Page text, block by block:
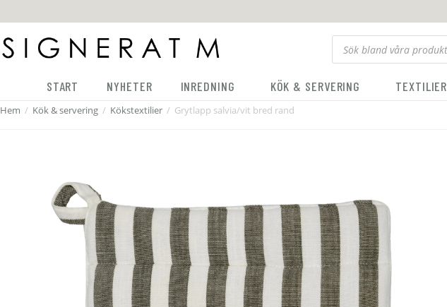
START NYHETER INREDNING KÖK & SERVERING TEXTILIER
Hem / Kök & servering / Kökstextilier / Grytlapp salvia/vit bred rand